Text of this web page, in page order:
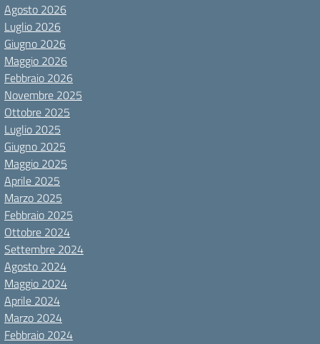
Agosto 2026
Luglio 2026
Giugno 2026
Maggio 2026
Febbraio 2026
Novembre 2025
Ottobre 2025
Luglio 2025
Giugno 2025
Maggio 2025
Aprile 2025
Marzo 2025
Febbraio 2025
Ottobre 2024
Settembre 2024
Agosto 2024
Maggio 2024
Aprile 2024
Marzo 2024
Febbraio 2024